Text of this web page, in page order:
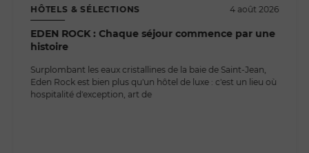
HÔTELS & SÉLECTIONS 4 août 2026
EDEN ROCK : Chaque séjour commence par une
histoire
Surplombant les eaux cristallines de la baie de Saint-Jean,
Eden Rock est bien plus qu'un hôtel de luxe : c'est un lieu où
hospitalité d'exception, art de